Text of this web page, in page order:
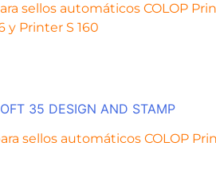
sellos automáticos COLOP
y Printer S 160
sellos automáticos COLOP